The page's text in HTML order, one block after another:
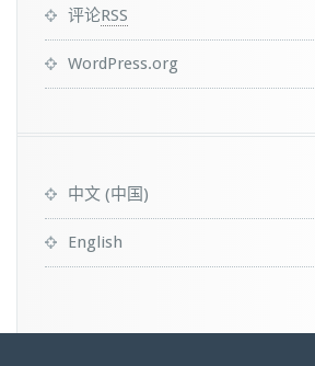
评论RSS
WordPress.org
中文 (中国)
English